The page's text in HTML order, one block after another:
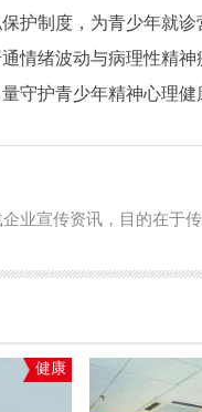
护制度，为青少年就
情绪波动与病理性精
守护青少年精神心理健
业宣传资讯，目的在于
健康